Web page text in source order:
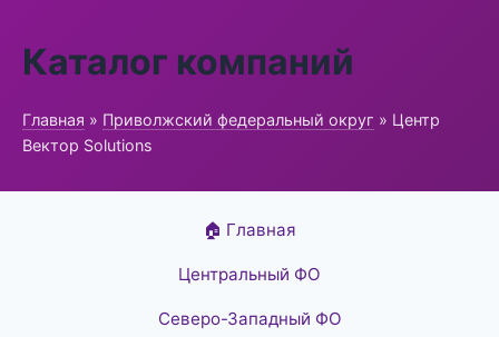
Каталог компаний
Главная » Приволжский федеральный округ » Центр
Вектор Solutions
🏠 Главная
Центральный ФО
Северо-Западный ФО